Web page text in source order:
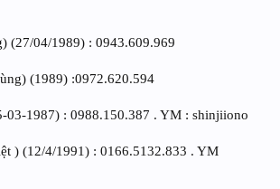
(27/04/1989) : 0943.609.969
(1989) :0972.620.594
03-1987) : 0988.150.387 . YM : shinjiiono
) (12/4/1991) : 0166.5132.833 . YM